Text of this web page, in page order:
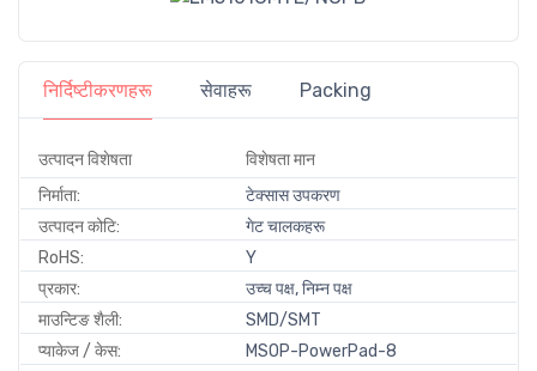
निर्दिष्टीकरणहरू सेवाहरू Packing
उत्पादन विशेषता
विशेषता मान
निर्माता:
टेक्सास उपकरण
उत्पादन कोटि:
गेट चालकहरू
RoHS:
Y
प्रकार:
उच्च पक्ष, निम्न पक्ष
माउन्टिङ शैली:
SMD/SMT
प्याकेज / केस:
MSOP-PowerPad-8